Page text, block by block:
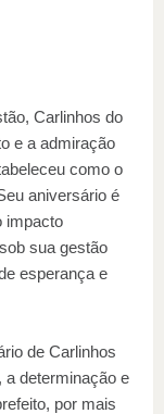
Carlinhos do
e a admiração
como o
aniversário é
impacto
sua gestão
esperança e
de Carlinhos
a determinação e
por mais